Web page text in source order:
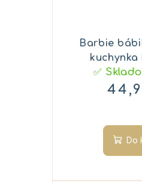
Barbie
kuchynka
✅
Do